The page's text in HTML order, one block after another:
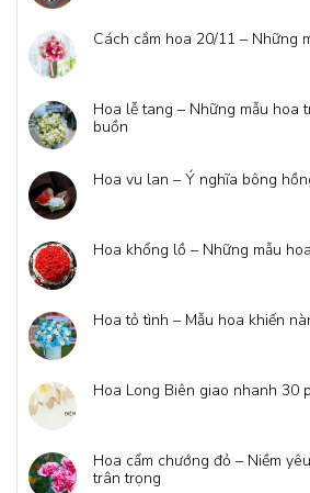
Cách cắm hoa 20/11 – Những
Hoa lễ tang – Những mẫu hoa
buồn
Hoa vu lan – Ý nghĩa bông
Hoa khổng lồ – Những mẫu
Hoa tỏ tình – Mẫu hoa khiến
Hoa Long Biên giao nhanh 30
Hoa cẩm chướng đỏ – Niềm
trân trọng